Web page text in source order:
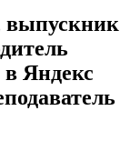
выпускник
в Яндекс